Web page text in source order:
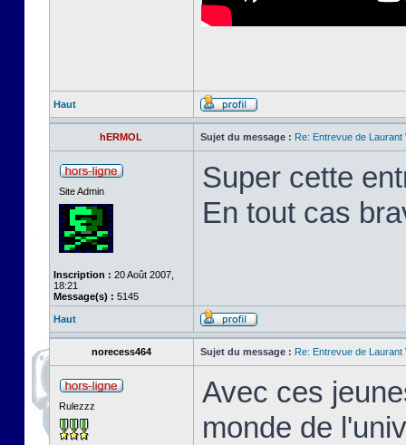
Haut
hERMOL Sujet du message : Re: Entrevue de Laurant
Site Admin
Inscription : 20 Août 2007,
18:21
Message(s) : 5145
Super cette
En tout cas
Haut
norecess464 Sujet du message : Re: Entrevue de Laurant
Rulezzz
Avec ces
monde de